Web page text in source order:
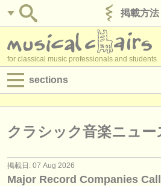
掲載方法
for classical music professionals and students
sections
求人情報 (演奏関係の職)
求人情報 (管理者関連の職)
クラシック音楽ニュー
掲載日: 07 Aug 2026
Major Record Companies